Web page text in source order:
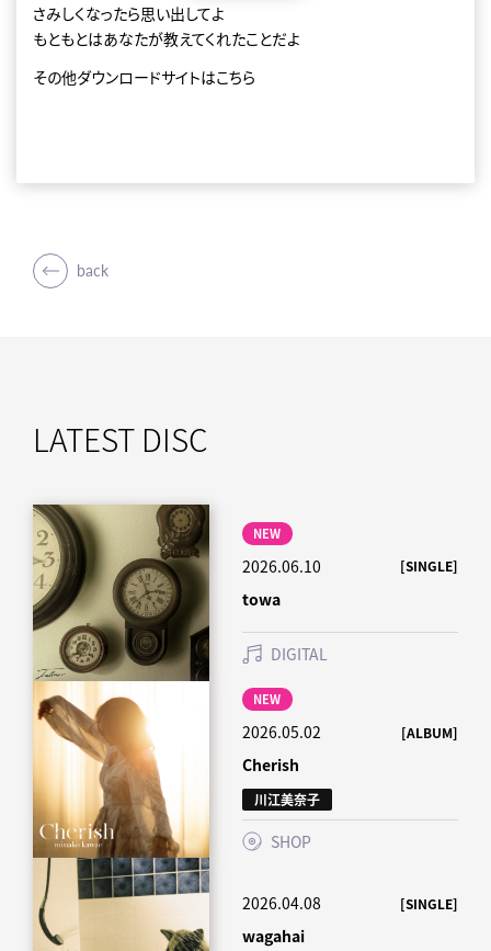
さみしくなったら思い出してよ
もともとはあなたが教えてくれたことだよ
その他ダウンロードサイトはこちら
back
LATEST DISC
NEW
2026.06.10 [SINGLE]
towa
DIGITAL
NEW
2026.05.02 [ALBUM]
Cherish
川江美奈子
SHOP
2026.04.08 [SINGLE]
wagahai